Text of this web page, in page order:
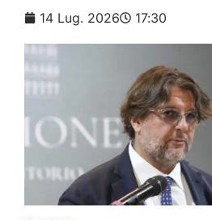
14 Lug. 2026 17:30